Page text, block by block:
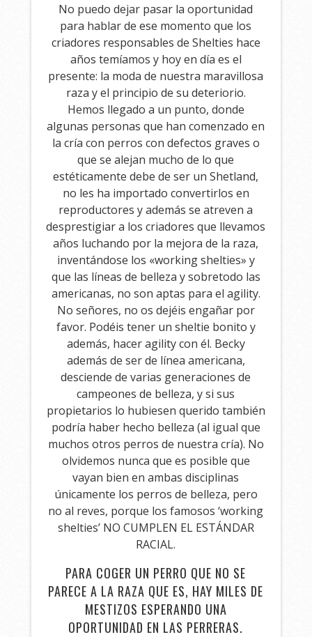
No puedo dejar pasar la oportunidad
para hablar de ese momento que los
criadores responsables de Shelties hace
años temíamos y hoy en día es el
presente: la moda de nuestra maravillosa
raza y el principio de su deteriorio.
Hemos llegado a un punto, donde
algunas personas que han comenzado en
la cría con perros con defectos graves o
que se alejan mucho de lo que
estéticamente debe de ser un Shetland,
no les ha importado convertirlos en
reproductores y además se atreven a
desprestigiar a los criadores que llevamos
años luchando por la mejora de la raza,
inventándose los «working shelties» y
que las líneas de belleza y sobretodo las
americanas, no son aptas para el agility.
No señores, no os dejéis engañar por
favor. Podéis tener un sheltie bonito y
además, hacer agility con él. Becky
además de ser de línea americana,
desciende de varias generaciones de
campeones de belleza, y si sus
propietarios lo hubiesen querido también
podría haber hecho belleza (al igual que
muchos otros perros de nuestra cría). No
olvidemos nunca que es posible que
vayan bien en ambas disciplinas
únicamente los perros de belleza, pero
no al reves, porque los famosos ‘working
shelties’ NO CUMPLEN EL ESTÁNDAR
RACIAL.
PARA COGER UN PERRO QUE NO SE
PARECE A LA RAZA QUE ES, HAY MILES DE
MESTIZOS ESPERANDO UNA
OPORTUNIDAD EN LAS PERRERAS.